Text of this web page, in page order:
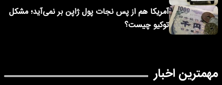
آمریکا هم از پس نجات پول ژاپن بر نمی‌آید؛ مشکل
توکیو چیست؟
مهمترین اخبار